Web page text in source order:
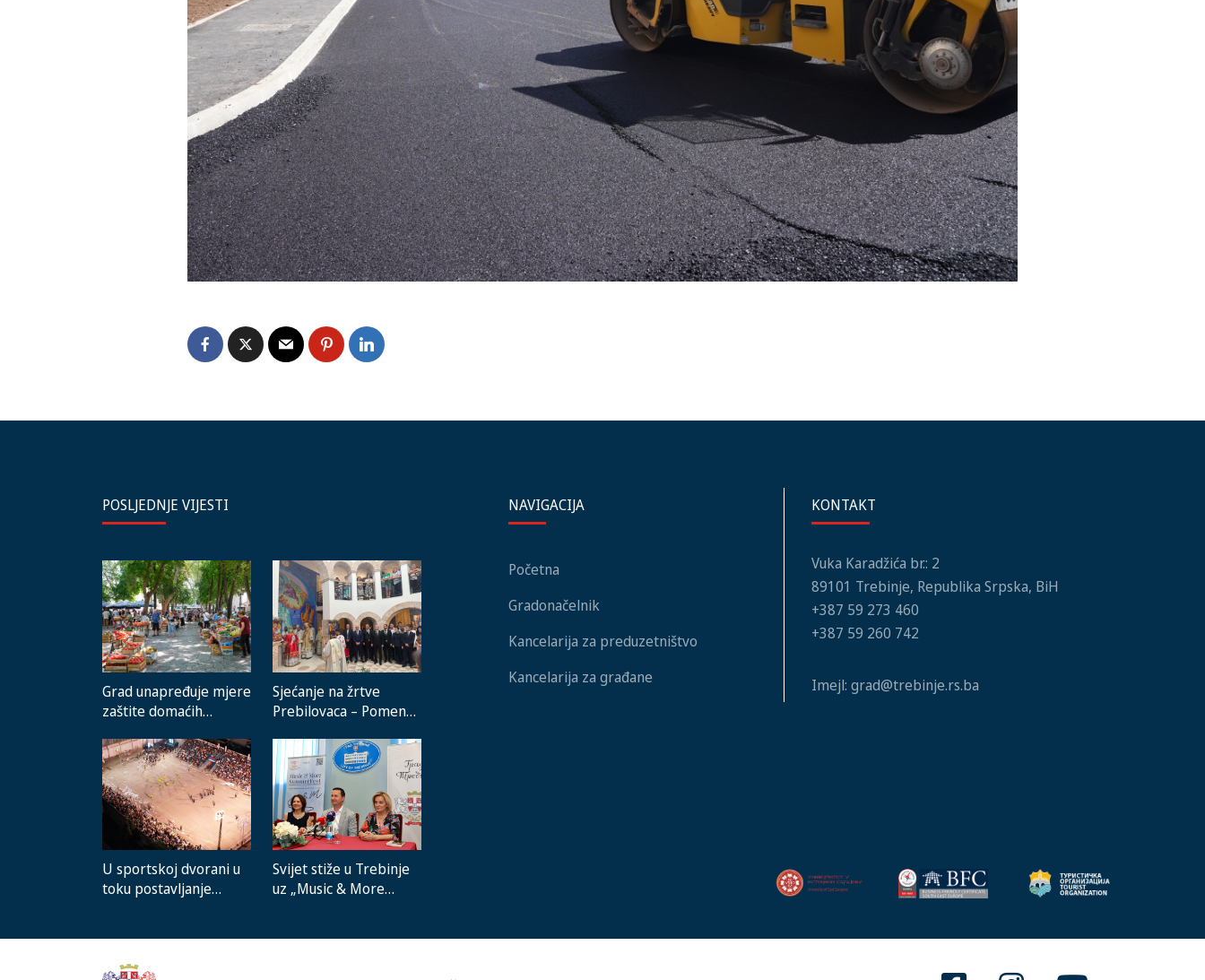
POSLJEDNJE VIJESTI
Grad unapređuje mjere
zaštite domaćih
gradske pijace
Sjećanje na žrtve
Prebilovaca – Pomenu
predstavnici institucija,
lokalnih zajednica i
građani
U sportskoj dvorani u
toku postavljanje
Svijet stiže u Trebinje
uz „Music & More
NAVIGACIJA
Početna
Gradonačelnik
Kancelarija za preduzetništvo
Kancelarija za građane
KONTAKT
Vuka Karadžića br.: 2
89101 Trebinje, Republika Srpska, BiH
+387 59 273 460
+387 59 260 742
Imejl: grad@trebinje.rs.ba